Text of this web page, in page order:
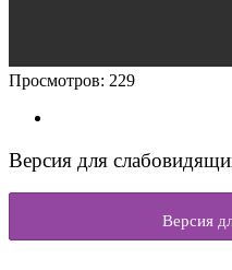
Просмотров: 229
Версия для
Версия